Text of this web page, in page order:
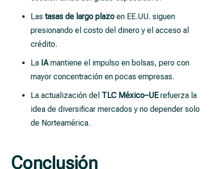
Lastasas de largo plazo en EE.UU. siguen
presionando el costo del dinero y el acceso al
crédito.
La IAmantiene el impulso en bolsas, pero con
mayor concentración en pocas empresas.
La actualización del TLC México–UErefuerza la
idea de diversificar mercados y no depender solo
de Norteamérica.
Conclusión